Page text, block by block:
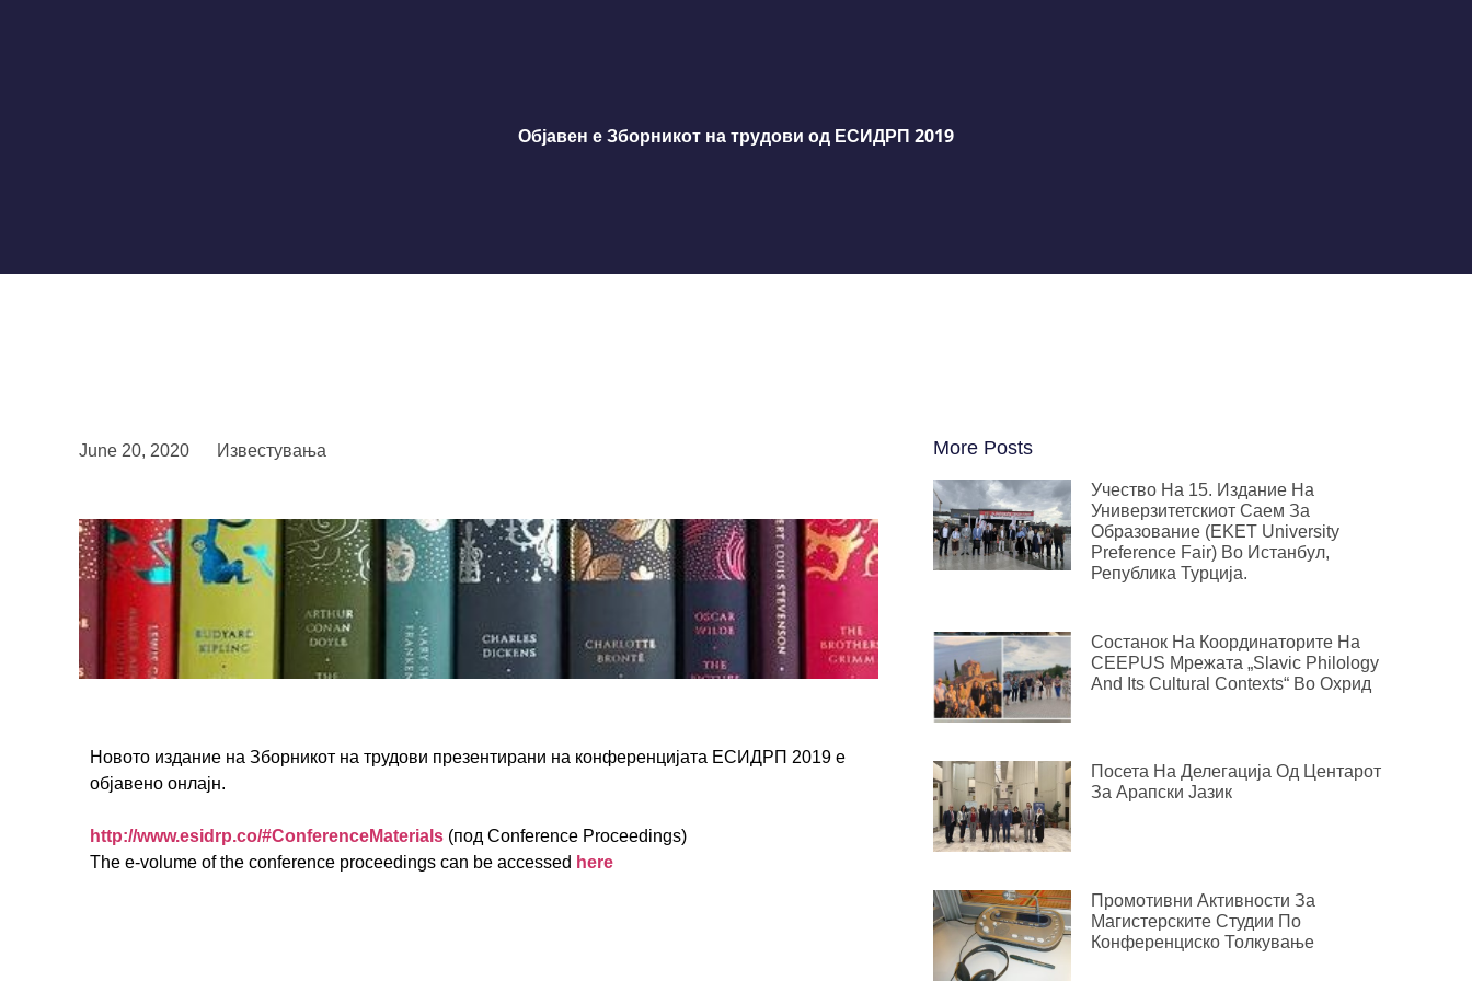
Објавен е Зборникот на трудови од ЕСИДРП 2019
June 20, 2020 Известувања
Новото издание на Зборникот на трудови презентирани на конференцијата ЕСИДРП 2019 е
објавено онлајн.
http://www.esidrp.co/#ConferenceMaterials (под Conference Proceedings)
The e-volume of the conference proceedings can be accessed here
More Posts
Учество На 15. Издание На
Универзитетскиот Саем За
Образование (EKET University
Preference Fair) Во Истанбул,
Република Турција.
Состанок На Координаторите На
CEEPUS Мрежата „Slavic Philology
And Its Cultural Contexts“ Во Охрид
Посета На Делегација Од Центарот
За Арапски Јазик
Промотивни Активности За
Магистерските Студии По
Конференциско Толкување